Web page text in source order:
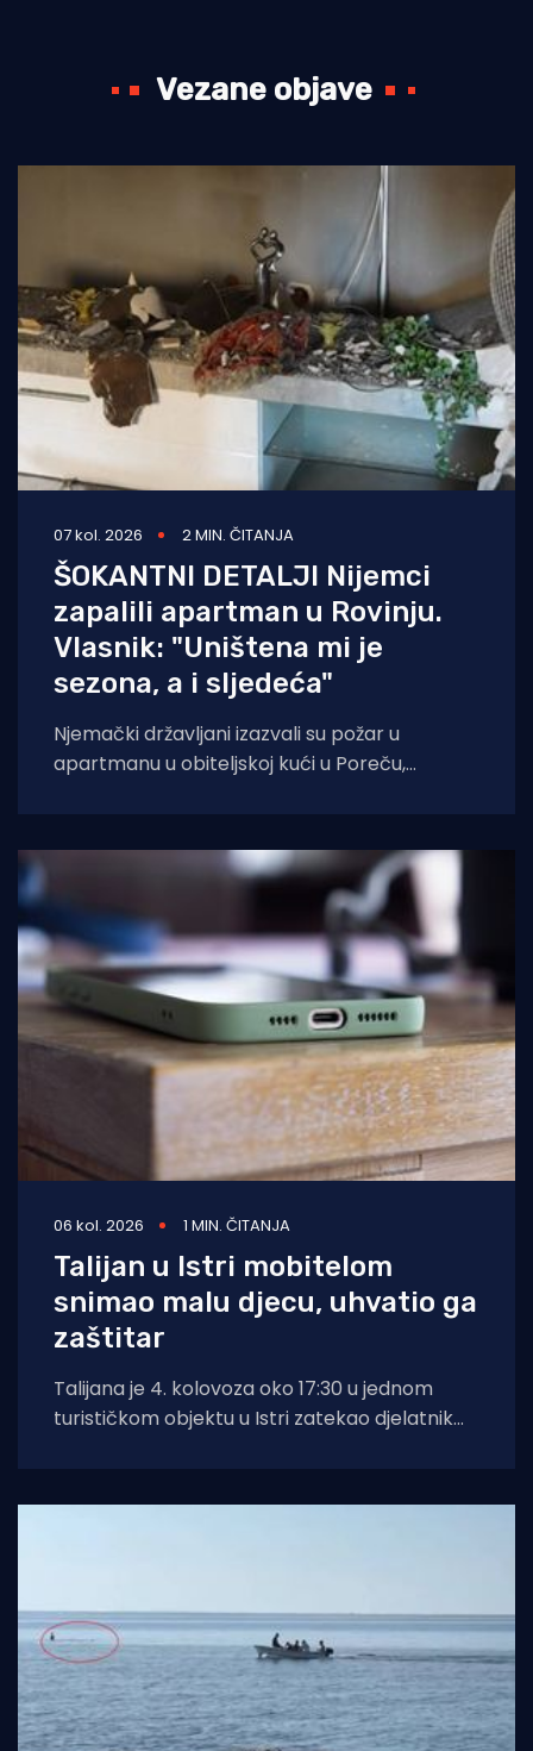
Vezane objave
07 kol. 2026 2 MIN. ČITANJA
ŠOKANTNI DETALJI Nijemci
zapalili apartman u Rovinju.
Vlasnik: "Uništena mi je
sezona, a i sljedeća"
Njemački državljani izazvali su požar u
apartmanu u obiteljskoj kući u Poreču,
06 kol. 2026 1 MIN. ČITANJA
Talijan u Istri mobitelom
snimao malu djecu, uhvatio ga
zaštitar
Talijana je 4. kolovoza oko 17:30 u jednom
turističkom objektu u Istri zatekao djelatnik